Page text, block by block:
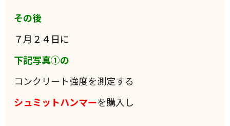
その後
７月２４日に
下記写真①の
コンクリート強度を測定する
シュミットハンマーを購入し